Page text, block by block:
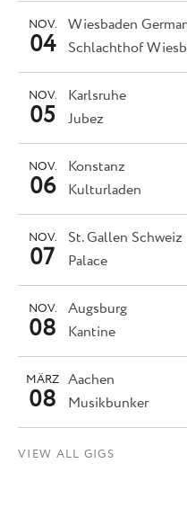
Wiesbaden
NOV.
04 Schlachthof
Karlsruhe
NOV.
05 Jubez
Konstanz
NOV.
06 Kulturladen
St. Gallen Schweiz
NOV.
07 Palace
Augsburg
NOV.
08 Kantine
Aachen
MÄRZ
08 Musikbunker
VIEW ALL GIGS